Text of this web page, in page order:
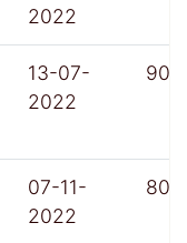
2022
13-07-
2022
903
07-11-
2022
809